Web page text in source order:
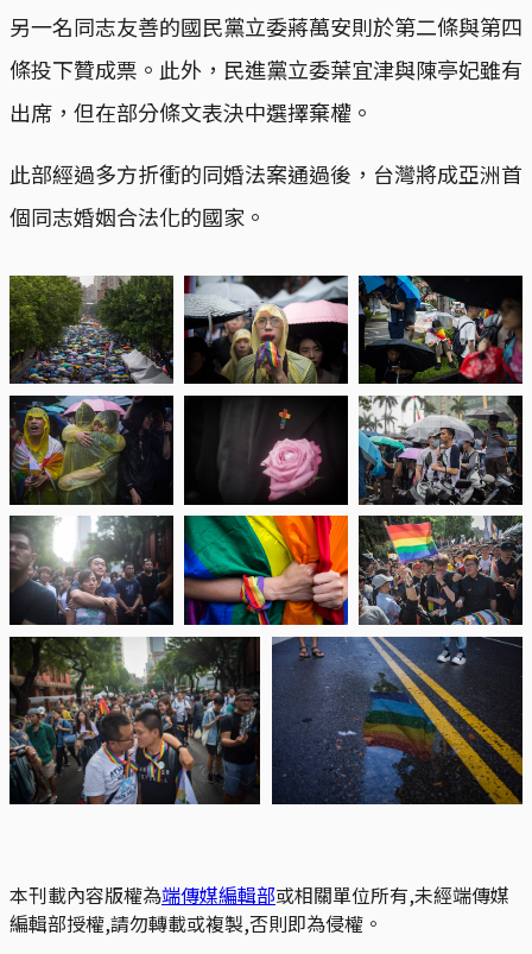
另一名同志友善的國民黨立委蔣萬安則於第二條與第四
條投下贊成票。此外，民進黨立委葉宜津與陳亭妃雖有
出席，但在部分條文表決中選擇棄權。
此部經過多方折衝的同婚法案通過後，台灣將成亞洲首
個同志婚姻合法化的國家。
本刊載內容版權為端傳媒編輯部或相關單位所有,未經端傳媒
編輯部授權,請勿轉載或複製,否則即為侵權。